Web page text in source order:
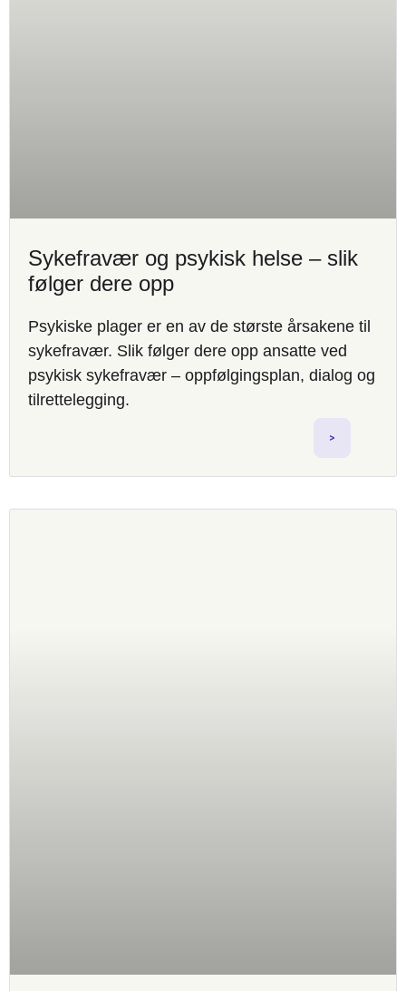
Sykefravær og psykisk helse – slik
følger dere opp
Psykiske plager er en av de største årsakene til
sykefravær. Slik følger dere opp ansatte ved
psykisk sykefravær – oppfølgingsplan, dialog og
tilrettelegging.
>